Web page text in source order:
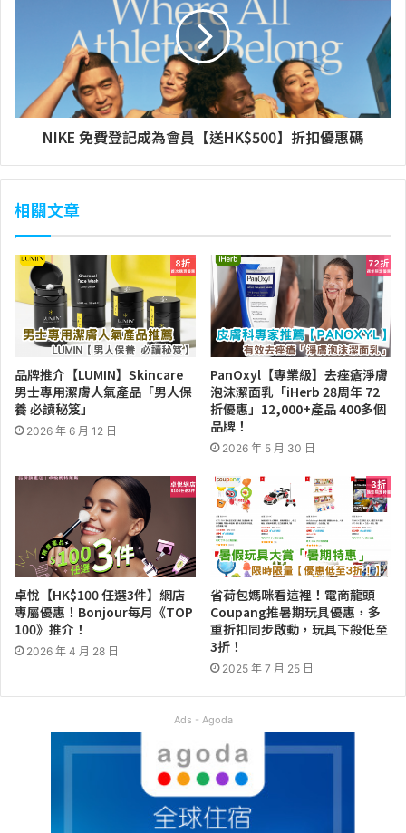
NIKE 免費登記成為會員【送HK$500】折扣優惠碼
相關文章
品牌推介【LUMIN】Skincare
男士專用潔膚人氣產品「男人保
養 必讀秘笈」
2026 年 6 月 12 日
PanOxyl【專業級】去痤瘡淨膚
泡沫潔面乳「iHerb 28周年 72
折優惠」12,000+產品 400多個
品牌！
2026 年 5 月 30 日
卓悅【HK$100 任選3件】網店
專屬優惠！Bonjour每月《TOP
100》推介！
2026 年 4 月 28 日
省荷包媽咪看這裡！電商龍頭
Coupang推暑期玩具優惠，多
重折扣同步啟動，玩具下殺低至
3折！
2025 年 7 月 25 日
Ads - Agoda